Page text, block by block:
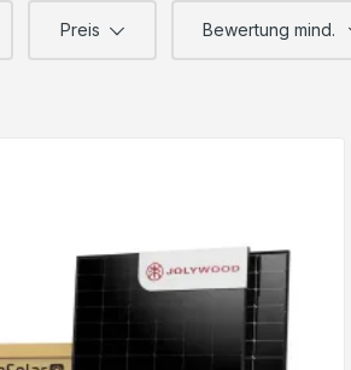
Preis Bewertung mind.